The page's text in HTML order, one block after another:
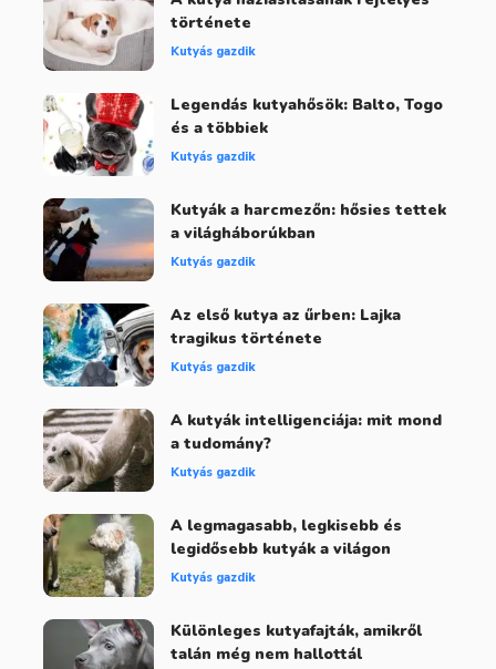
története
Kutyás gazdik
Legendás kutyahősök: Balto, Togo
és a többiek
Kutyás gazdik
Kutyák a harcmezőn: hősies tettek
a világháborúkban
Kutyás gazdik
Az első kutya az űrben: Lajka
tragikus története
Kutyás gazdik
A kutyák intelligenciája: mit mond
a tudomány?
Kutyás gazdik
A legmagasabb, legkisebb és
legidősebb kutyák a világon
Kutyás gazdik
Különleges kutyafajták, amikről
talán még nem hallottál